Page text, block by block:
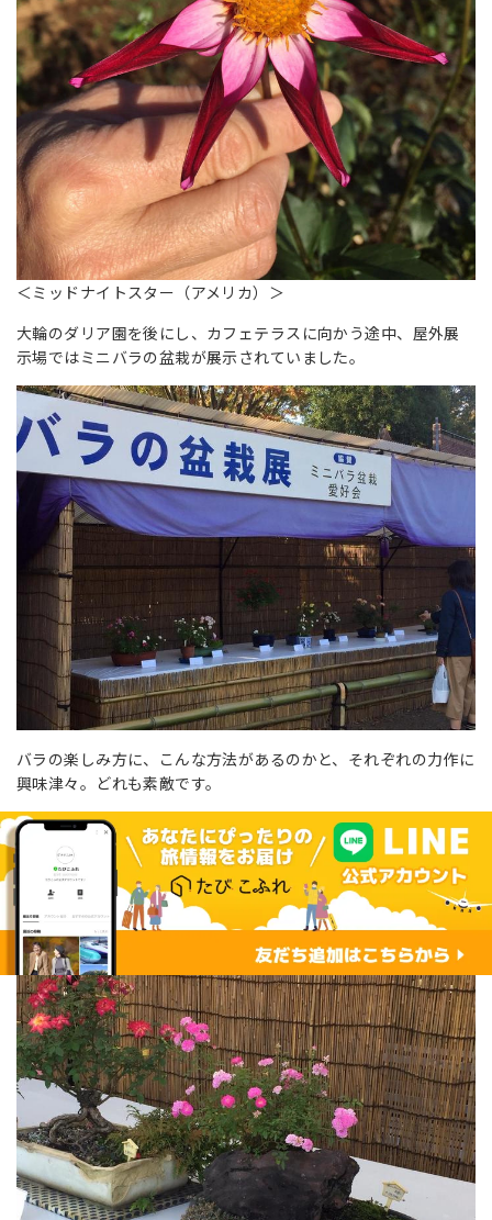
＜ミッドナイトスター（アメリカ）＞
大輪のダリア園を後にし、カフェテラスに向かう途中、屋外展
示場ではミニバラの盆栽が展示されていました。
バラの楽しみ方に、こんな方法があるのかと、それぞれの力作に
興味津々。どれも素敵です。